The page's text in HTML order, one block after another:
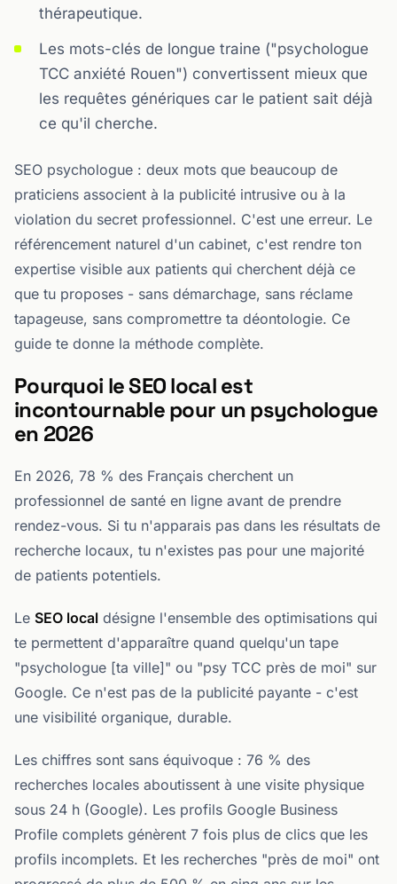
thérapeutique.
Les mots-clés de longue traine ("psychologue
TCC anxiété Rouen") convertissent mieux que
les requêtes génériques car le patient sait déjà
ce qu'il cherche.
SEO psychologue : deux mots que beaucoup de
praticiens associent à la publicité intrusive ou à la
violation du secret professionnel. C'est une erreur. Le
référencement naturel d'un cabinet, c'est rendre ton
expertise visible aux patients qui cherchent déjà ce
que tu proposes - sans démarchage, sans réclame
tapageuse, sans compromettre ta déontologie. Ce
guide te donne la méthode complète.
Pourquoi le SEO local est
incontournable pour un psychologue
en 2026
En 2026, 78 % des Français cherchent un
professionnel de santé en ligne avant de prendre
rendez-vous. Si tu n'apparais pas dans les résultats de
recherche locaux, tu n'existes pas pour une majorité
de patients potentiels.
Le SEO local désigne l'ensemble des optimisations qui
te permettent d'apparaître quand quelqu'un tape
"psychologue [ta ville]" ou "psy TCC près de moi" sur
Google. Ce n'est pas de la publicité payante - c'est
une visibilité organique, durable.
Les chiffres sont sans équivoque : 76 % des
recherches locales aboutissent à une visite physique
sous 24 h (Google). Les profils Google Business
Profile complets génèrent 7 fois plus de clics que les
profils incomplets. Et les recherches "près de moi" ont